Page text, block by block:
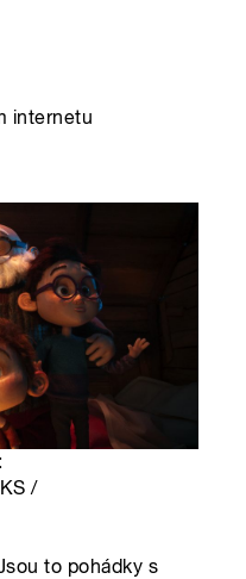
internetu
/
to pohádky s